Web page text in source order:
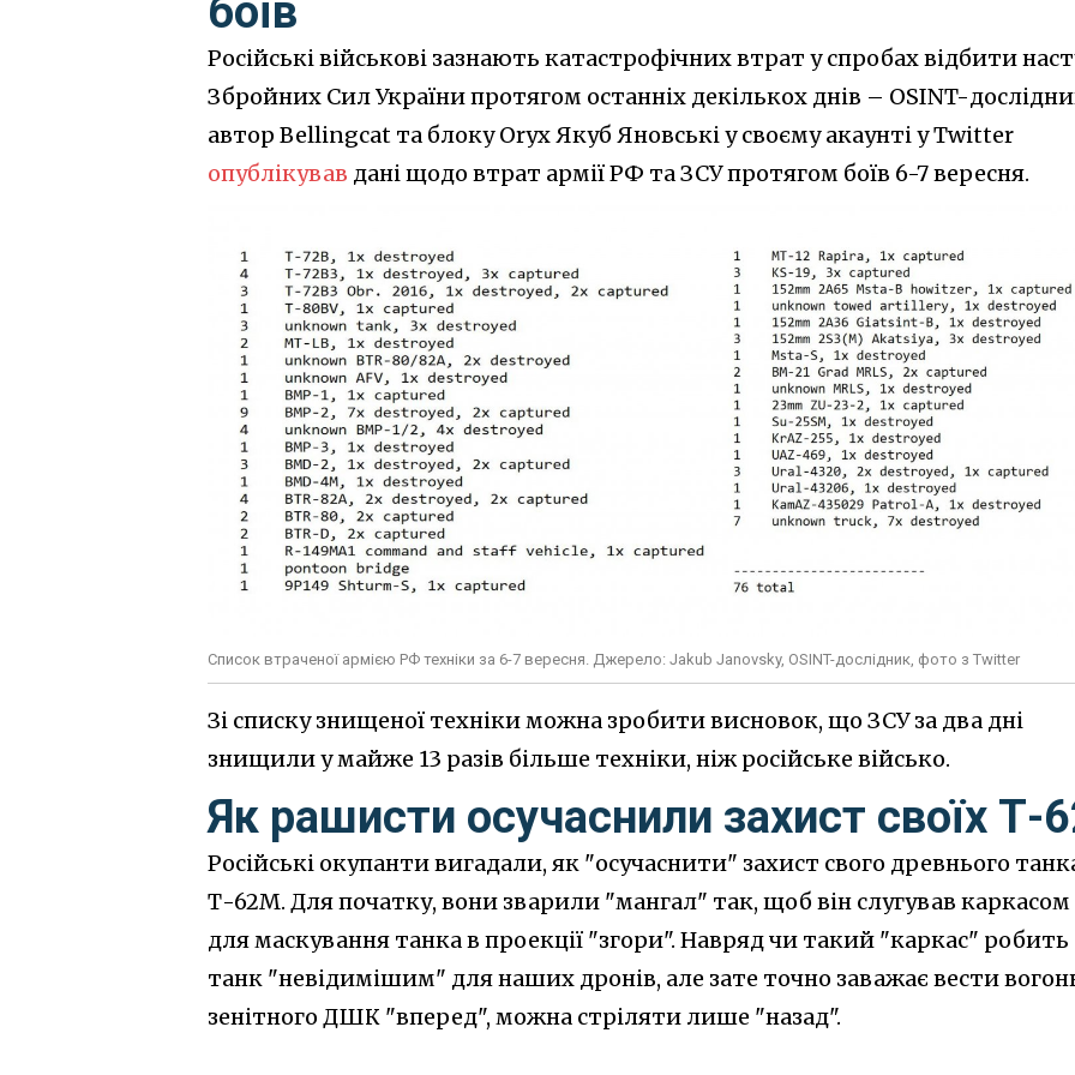
боїв
Російські військові зазнають катастрофічних втрат у спробах відбити
Збройних Сил України протягом останніх декількох днів – OSINT-
автор Bellingcat та блоку Oryx Якуб Яновські у своєму акаунті у Twitter
опублікував дані щодо втрат армії РФ та ЗСУ протягом боїв 6-7 вересня.
Список втраченої армією РФ техніки за 6-7 вересня. Джерело: Jakub Janovsky, OSINT-дослідник, фото з Twitter
Зі списку знищеної техніки можна зробити висновок, що ЗСУ за два дні
знищили у майже 13 разів більше техніки, ніж російське військо.
Як рашисти осучаснили захист своїх Т-
Російські окупанти вигадали, як "осучаснити" захист свого древнього
Т-62М. Для початку, вони зварили "мангал" так, щоб він слугував каркасом
для маскування танка в проекції "згори". Навряд чи такий "каркас" робить
танк "невідимішим" для наших дронів, але зате точно заважає вести
зенітного ДШК "вперед", можна стріляти лише "назад".